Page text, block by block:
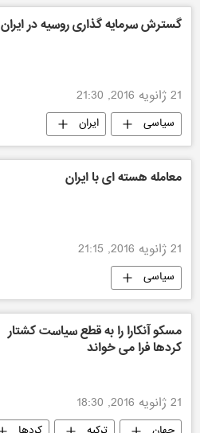
گسترش سرمایه گذاری روسیه در ایران
21 ژانویه 2016, 21:30
سیاسی ایران
معامله هسته ای با ایران
21 ژانویه 2016, 21:15
سیاسی
مسکو آنکارا را به قطع سیاست کشتار
کردها فرا می خواند
21 ژانویه 2016, 18:30